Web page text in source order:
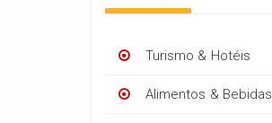
Turismo & Hotéis
Alimentos & Bebidas